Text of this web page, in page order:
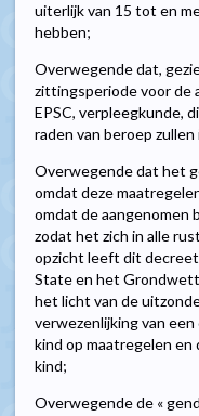
uiterlijk van 15 tot en
hebben;
Overwegende dat,
zittingsperiode voor de
EPSC, verpleegkunde,
raden van beroep
Overwegende dat het
omdat deze
omdat de aangenomen
zodat het zich in alle
opzicht leeft dit decreet
State en het
het licht van de
verwezenlijking van
kind op maatregelen
kind;
Overwegende de «